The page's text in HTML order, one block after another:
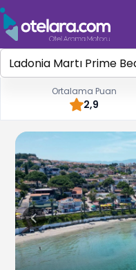
Ortalama Puan
2,9